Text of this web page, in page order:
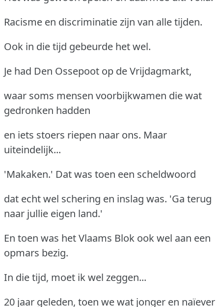
Racisme en discriminatie zijn van alle tijden.
Ook in die tijd gebeurde het wel.
Je had Den Ossepoot op de Vrijdagmarkt,
waar soms mensen voorbijkwamen die wat
gedronken hadden
en iets stoers riepen naar ons. Maar
uiteindelijk...
'Makaken.' Dat was toen een scheldwoord
dat echt wel schering en inslag was. 'Ga terug
naar jullie eigen land.'
En toen was het Vlaams Blok ook wel aan een
opmars bezig.
In die tijd, moet ik wel zeggen...
20 jaar geleden, toen we wat jonger en naïever